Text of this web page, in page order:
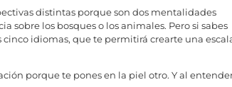
distintas porque son dos mentalidades
sobre los bosques o los animales. Pero si sabes
idiomas, que te permitirá crearte una
porque te pones en la piel otro. Y al